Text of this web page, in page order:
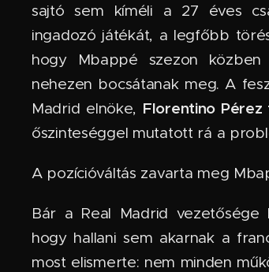
sajtó sem kíméli a 27 éves
ingadozó játékát, a legfőbb
hogy Mbappé szezon
nehezen bocsátanak meg. A
Madrid elnöke, Florentino
őszinteséggel mutatott rá a
A pozícióváltás zavarta meg
Bár a Real Madrid
hogy hallani sem akarnak a
most elismerte: nem minden